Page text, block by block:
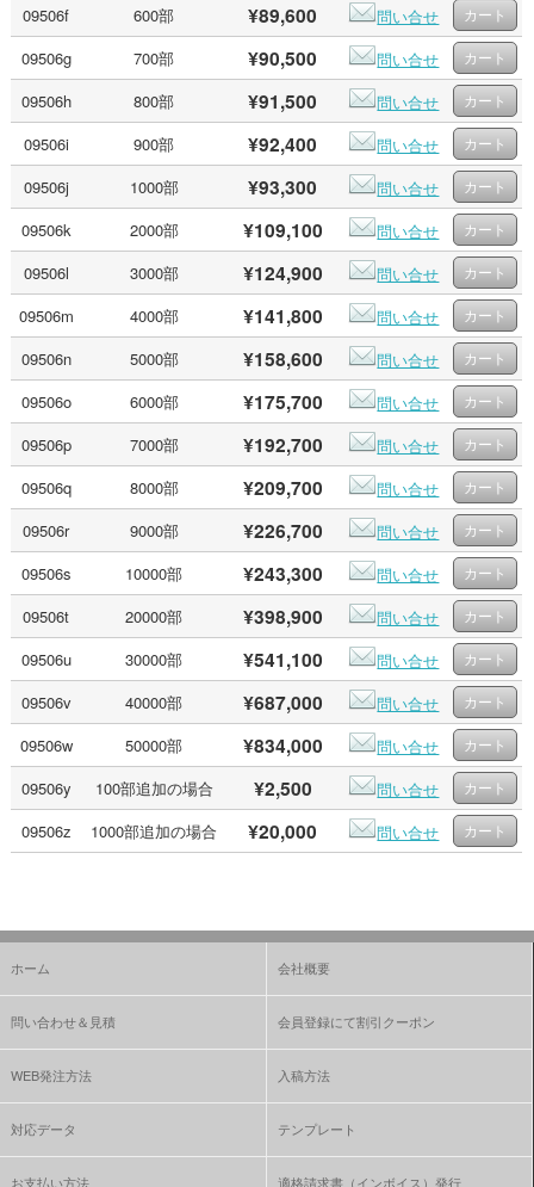
09506f
600部 ¥89,600
問い合せ
09506g
700部 ¥90,500
問い合せ
09506h
800部 ¥91,500
問い合せ
09506i
900部 ¥92,400
問い合せ
09506j
1000部 ¥93,300
問い合せ
09506k
2000部 ¥109,100
問い合せ
09506l
3000部 ¥124,900
問い合せ
09506m
4000部 ¥141,800
問い合せ
09506n
5000部 ¥158,600
問い合せ
09506o
6000部 ¥175,700
問い合せ
09506p
7000部 ¥192,700
問い合せ
09506q
8000部 ¥209,700
問い合せ
09506r
9000部 ¥226,700
問い合せ
09506s
10000部 ¥243,300
問い合せ
09506t
20000部 ¥398,900
問い合せ
09506u
30000部 ¥541,100
問い合せ
09506v
40000部 ¥687,000
問い合せ
09506w
50000部 ¥834,000
問い合せ
09506y
100部追加の場合 ¥2,500
問い合せ
09506z
1000部追加の場合 ¥20,000 問い合せ
ホーム 会社概要
問い合わせ＆見積 会員登録にて割引クーポン
WEB発注方法 入稿方法
対応データ テンプレート
お支払い方法 適格請求書（インボイス）発行